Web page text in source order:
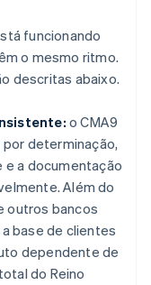
funcionando
o mesmo ritmo.
descritas abaixo.
o CMA9
determinação,
e a documentação
Além do
outros bancos
base de clientes
dependente de
do Reino